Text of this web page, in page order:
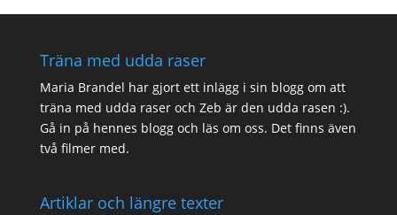
Träna med udda raser
Maria Brandel har gjort ett inlägg i sin bloggom att
träna med udda raser och Zeb är den udda rasen :).
Gå in på hennes bloggoch läs om oss. Det finns även
två filmer med.
Artiklar och längre texter